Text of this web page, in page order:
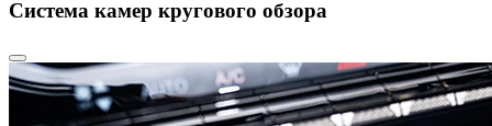
Система камер кругового обзора